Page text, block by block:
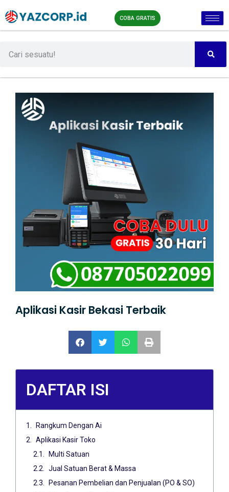
COBA GRATIS
Aplikasi Kasir Bekasi Terbaik
DAFTAR ISI
Rangkum Dengan Ai
Aplikasi Kasir Toko
Multi Satuan
Jual Satuan Berat & Massa
Pesanan Pembelian dan Penjualan (PO & SO)